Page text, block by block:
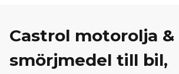
Castrol motorolja &
smörjmedel till bil,